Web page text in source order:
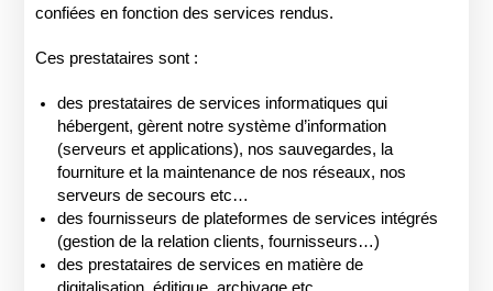
confiées en fonction des services rendus.
Ces prestataires sont :
des prestataires de services informatiques qui
hébergent, gèrent notre système d’information
(serveurs et applications), nos sauvegardes, la
fourniture et la maintenance de nos réseaux, nos
serveurs de secours etc…
des fournisseurs de plateformes de services intégrés
(gestion de la relation clients, fournisseurs…)
des prestataires de services en matière de